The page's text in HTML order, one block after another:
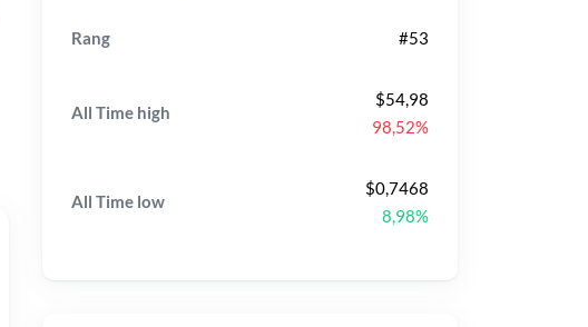
Rang #53
All Time high
$54,98
98,52%
All Time low
$0,7468
8,98%